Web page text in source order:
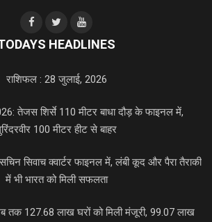
HEADLINES
राशिफल : 28 जुलाई, 2026
तेजस शिर्से 110 मीटर बाधा दौड़ के फाइनल में,
100 मीटर हीट से बाहर
सिवाच क्वार्टर फाइनल में, लंबी कूद और पैरा तैराकी
में भी भारत को मिली सफलता
तक 127.68 लाख घरों को मिली मंजूरी, 99.07 लाख